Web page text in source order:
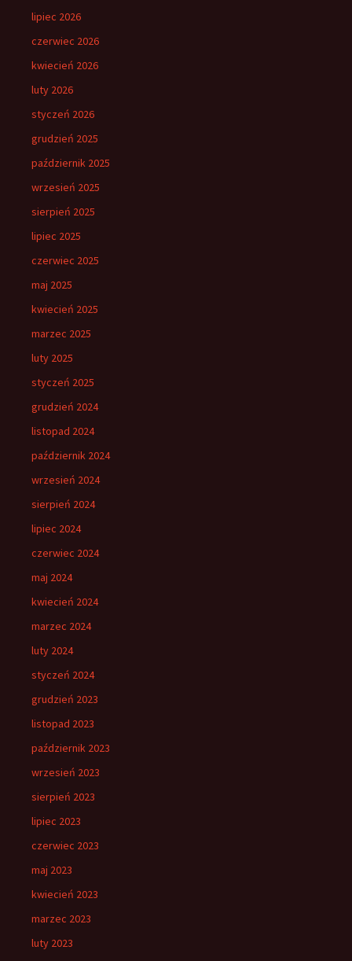
lipiec 2026
czerwiec 2026
kwiecień 2026
luty 2026
styczeń 2026
grudzień 2025
październik 2025
wrzesień 2025
sierpień 2025
lipiec 2025
czerwiec 2025
maj 2025
kwiecień 2025
marzec 2025
luty 2025
styczeń 2025
grudzień 2024
listopad 2024
październik 2024
wrzesień 2024
sierpień 2024
lipiec 2024
czerwiec 2024
maj 2024
kwiecień 2024
marzec 2024
luty 2024
styczeń 2024
grudzień 2023
listopad 2023
październik 2023
wrzesień 2023
sierpień 2023
lipiec 2023
czerwiec 2023
maj 2023
kwiecień 2023
marzec 2023
luty 2023